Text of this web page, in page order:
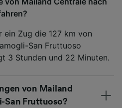
ein Zug die 127 km von
San Fruttuoso
3 Stunden und 22 Minuten.
von Mailand
San Fruttuoso?